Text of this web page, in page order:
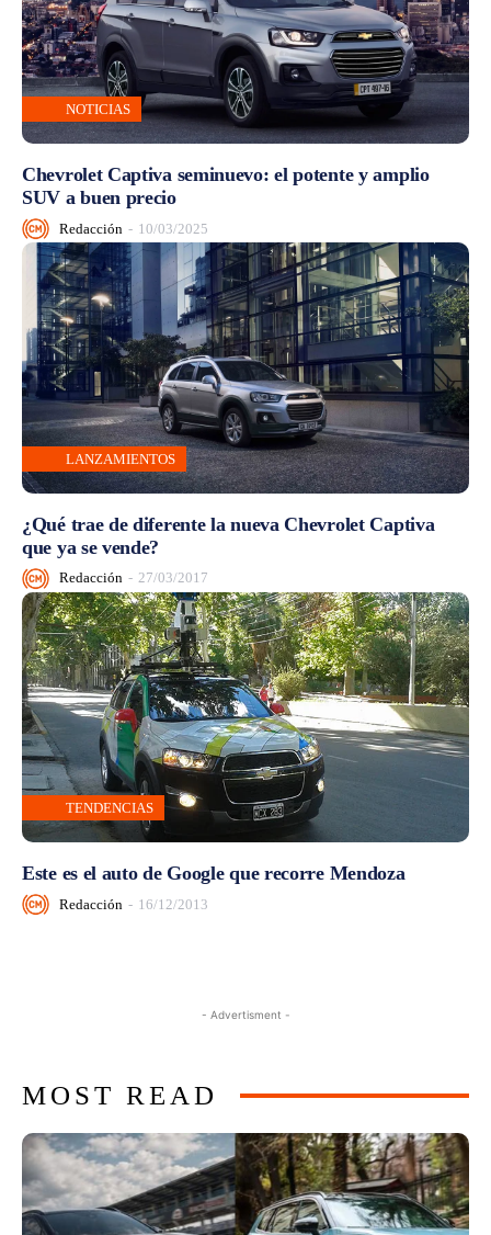
NOTICIAS
Chevrolet Captiva seminuevo: el potente y amplio
SUV a buen precio
Redacción - 10/03/2025
LANZAMIENTOS
¿Qué trae de diferente la nueva Chevrolet Captiva
que ya se vende?
Redacción - 27/03/2017
TENDENCIAS
Este es el auto de Google que recorre Mendoza
Redacción - 16/12/2013
- Advertisment -
MOST READ